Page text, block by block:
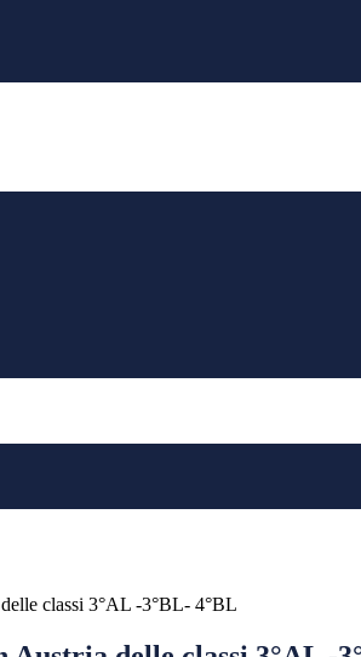
classi 3°AL -3°BL- 4°BL